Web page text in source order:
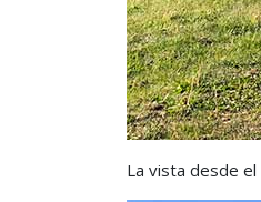
La vista desde el